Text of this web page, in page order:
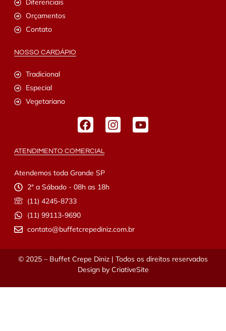
Diferenciais
Orçamentos
Contato
NOSSO CARDÁPIO
Tradicional
Especial
Vegetariano
ATENDIMENTO COMERCIAL
Atendemos toda Grande SP
2ª a Sábado - 08h as 18h
(11) 4245-8733
(11) 99113-9690
contato@buffetcrepediniz.com.br
© 2025 – Buffet Crepe Diniz | Todos os direitos reservados
Design by CriativeSite